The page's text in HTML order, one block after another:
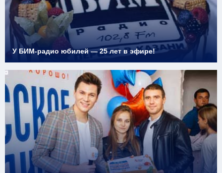
У БИМ-радио юбилей — 25 лет в эфире!